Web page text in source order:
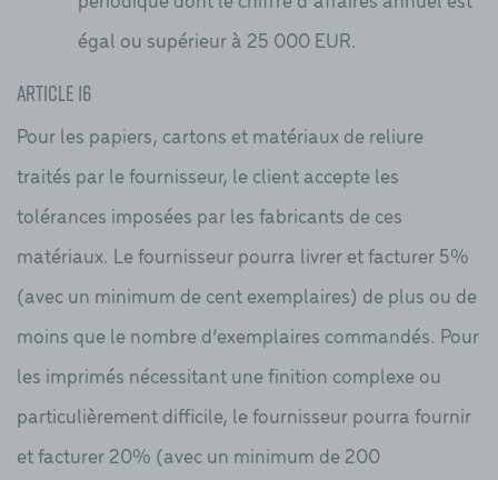
égal ou supérieur à 25 000 EUR.
Article 16
Pour les papiers, cartons et matériaux de reliure
traités par le fournisseur, le client accepte les
tolérances imposées par les fabricants de ces
matériaux. Le fournisseur pourra livrer et facturer 5%
(avec un minimum de cent exemplaires) de plus ou de
moins que le nombre d’exemplaires commandés. Pour
les imprimés nécessitant une finition complexe ou
particulièrement difficile, le fournisseur pourra fournir
et facturer 20% (avec un minimum de 200